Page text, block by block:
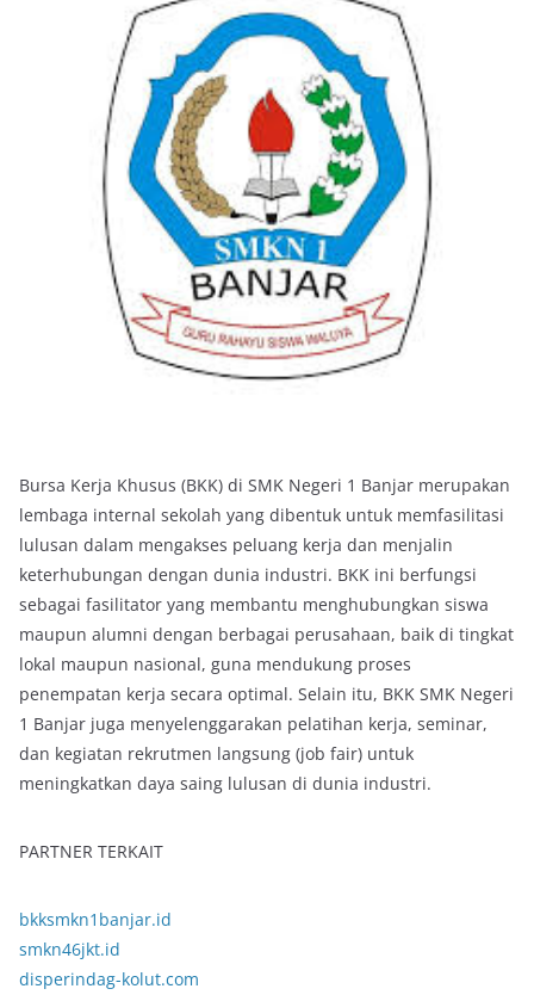
Bursa Kerja Khusus (BKK) di SMK Negeri 1 Banjar merupakan
lembaga internal sekolah yang dibentuk untuk memfasilitasi
lulusan dalam mengakses peluang kerja dan menjalin
keterhubungan dengan dunia industri. BKK ini berfungsi
sebagai fasilitator yang membantu menghubungkan siswa
maupun alumni dengan berbagai perusahaan, baik di tingkat
lokal maupun nasional, guna mendukung proses
penempatan kerja secara optimal. Selain itu, BKK SMK Negeri
1 Banjar juga menyelenggarakan pelatihan kerja, seminar,
dan kegiatan rekrutmen langsung (job fair) untuk
meningkatkan daya saing lulusan di dunia industri.
PARTNER TERKAIT
bkksmkn1banjar.id
smkn46jkt.id
disperindag-kolut.com